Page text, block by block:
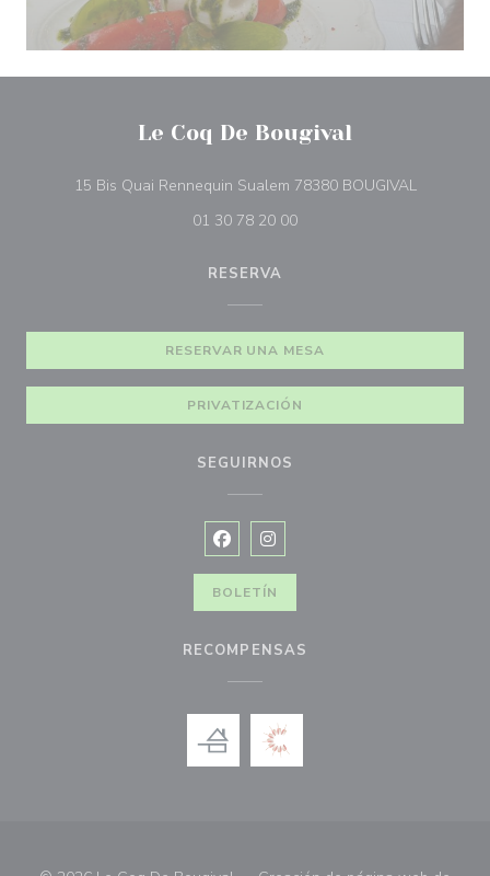
Le Coq De Bougival
15 Bis Quai Rennequin Sualem 78380 BOUGIVAL((abre en
01 30 78 20 00
RESERVA
RESERVAR UNA MESA
PRIVATIZACIÓN
SEGUIRNOS
Facebook ((abre en una nueva
Instagram ((abre en una
BOLETÍN
RECOMPENSAS